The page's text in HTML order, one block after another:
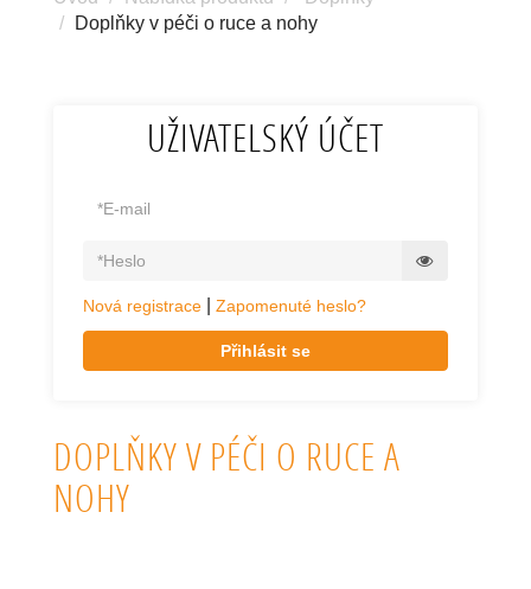
Doplňky v péči o ruce a nohy
UŽIVATELSKÝ ÚČET
Nová registrace Zapomenuté heslo?
Přihlásit se
DOPLŇKY V PÉČI O RUCE A
NOHY